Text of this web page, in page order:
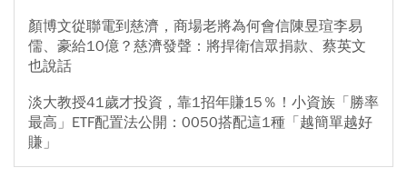
顏博文從聯電到慈濟，商場老將為何會信陳昱瑄李易
儒、豪給10億？慈濟發聲：將捍衛信眾捐款、蔡英文
也說話
淡大教授41歲才投資，靠1招年賺15％！小資族「勝率
最高」ETF配置法公開：0050搭配這1種「越簡單越好
賺」